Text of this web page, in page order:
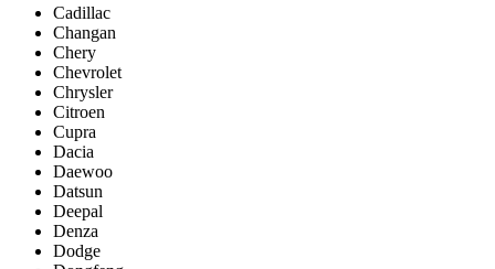
Cadillac
Changan
Chery
Chevrolet
Chrysler
Citroen
Cupra
Dacia
Daewoo
Datsun
Deepal
Denza
Dodge